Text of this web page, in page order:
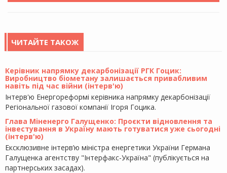
ЧИТАЙТЕ ТАКОЖ
Керівник напрямку декарбонізації РГК Гоцик:
Виробництво біометану залишається привабливим
навіть під час війни (інтерв'ю)
Інтерв'ю Енергореформі керівника напрямку декарбонізації
Регіональної газової компанії Ігоря Гоцика.
Глава Міненерго Галущенко: Проєкти відновлення та
інвестування в Україну мають готуватися уже сьогодні
(інтерв'ю)
Ексклюзивне інтерв’ю міністра енергетики України Германа
Галущенка агентству "Інтерфакс-Україна" (публікується на
партнерських засадах).